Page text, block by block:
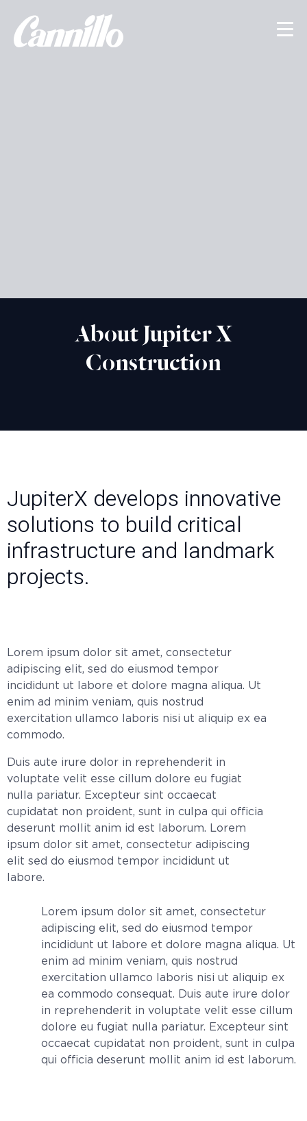
About Jupiter X
Construction
JupiterX develops innovative
solutions to build critical
infrastructure and landmark
projects.
Lorem ipsum dolor sit amet, consectetur
adipiscing elit, sed do eiusmod tempor
incididunt ut labore et dolore magna aliqua. Ut
enim ad minim veniam, quis nostrud
exercitation ullamco laboris nisi ut aliquip ex ea
commodo.
Duis aute irure dolor in reprehenderit in
voluptate velit esse cillum dolore eu fugiat
nulla pariatur. Excepteur sint occaecat
cupidatat non proident, sunt in culpa qui officia
deserunt mollit anim id est laborum. Lorem
ipsum dolor sit amet, consectetur adipiscing
elit sed do eiusmod tempor incididunt ut
labore.
Lorem ipsum dolor sit amet, consectetur
adipiscing elit, sed do eiusmod tempor
incididunt ut labore et dolore magna aliqua. Ut
enim ad minim veniam, quis nostrud
exercitation ullamco laboris nisi ut aliquip ex
ea commodo consequat. Duis aute irure dolor
in reprehenderit in voluptate velit esse cillum
dolore eu fugiat nulla pariatur. Excepteur sint
occaecat cupidatat non proident, sunt in culpa
qui officia deserunt mollit anim id est laborum.